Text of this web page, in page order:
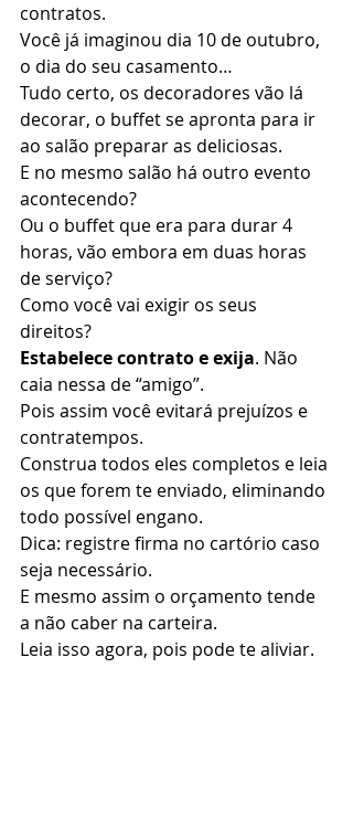
contratos.
Você já imaginou dia 10 de outubro,
o dia do seu casamento…
Tudo certo, os decoradores vão lá
decorar, o buffet se apronta para ir
ao salão preparar as deliciosas.
E no mesmo salão há outro evento
acontecendo?
Ou o buffet que era para durar 4
horas, vão embora em duas horas
de serviço?
Como você vai exigir os seus
direitos?
Estabelece contrato e exija. Não
caia nessa de “amigo”.
Pois assim você evitará prejuízos e
contratempos.
Construa todos eles completos e leia
os que forem te enviado, eliminando
todo possível engano.
Dica: registre firma no cartório caso
seja necessário.
E mesmo assim o orçamento tende
a não caber na carteira.
Leia isso agora, pois pode te aliviar.